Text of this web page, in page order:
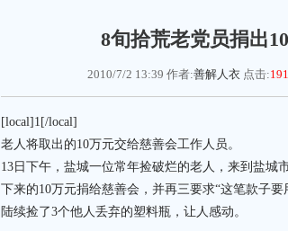
8旬拾荒老党员捐出
2010/7/2 13:39 作者:善解人衣 点击:
[local]1[/local]
老人将取出的10万元交给慈善会工作人员。
13日下午，盐城一位常年捡破烂的老人，来到盐城
下来的10万元捐给慈善会，并再三要求“这笔款子
陆续捡了3个他人丢弃的塑料瓶，让人感动。